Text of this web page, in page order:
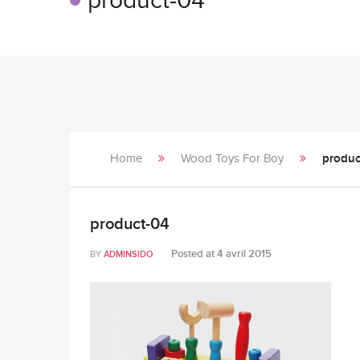
Home Wood Toys For Boy
product-04
BY ADMINSIDO Posted at4 avril 2015